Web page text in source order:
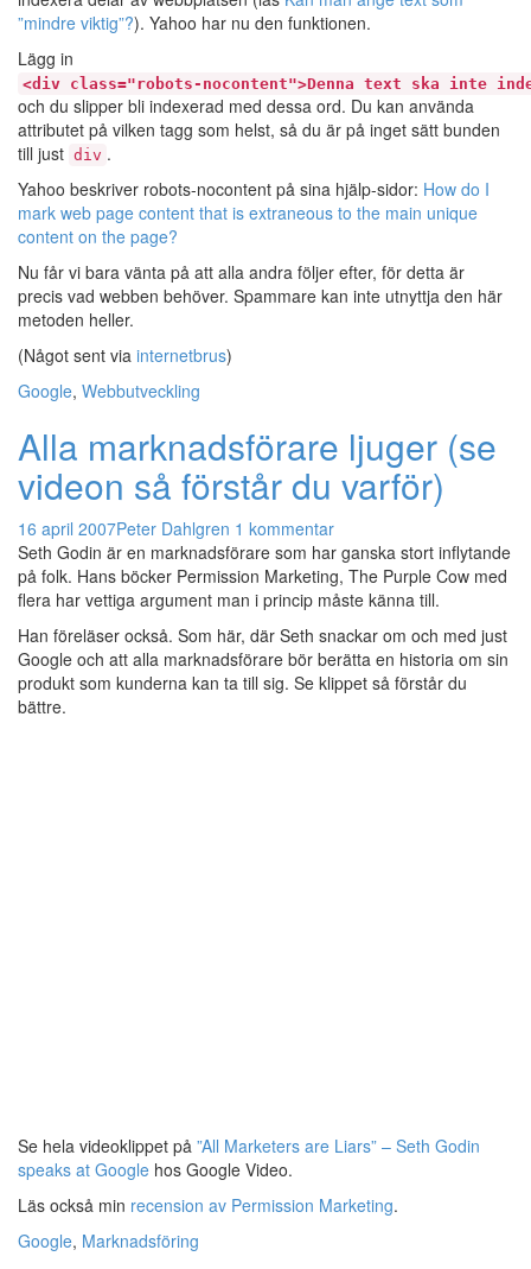
”mindre viktig”?). Yahoo har nu den funktionen.
Lägg in
<div class="robots-nocontent">Denna text ska inte
och du slipper bli indexerad med dessa ord. Du kan använda
attributet på vilken tagg som helst, så du är på inget sätt bunden
till just div .
Yahoo beskriver robots-nocontent på sina hjälp-sidor: How do I
mark web page content that is extraneous to the main unique
content on the page?
Nu får vi bara vänta på att alla andra följer efter, för detta är
precis vad webben behöver. Spammare kan inte utnyttja den här
metoden heller.
(Något sent via internetbrus)
Google, Webbutveckling
Alla marknadsförare ljuger (se
videon så förstår du varför)
16 april 2007Peter Dahlgren 1 kommentar
Seth Godin är en marknadsförare som har ganska stort inflytande
på folk. Hans böcker Permission Marketing, The Purple Cow med
flera har vettiga argument man i princip måste känna till.
Han föreläser också. Som här, där Seth snackar om och med just
Google och att alla marknadsförare bör berätta en historia om sin
produkt som kunderna kan ta till sig. Se klippet så förstår du
bättre.
Se hela videoklippet på ”All Marketers are Liars” – Seth Godin
speaks at Google hos Google Video.
Läs också min recension av Permission Marketing.
Google, Marknadsföring